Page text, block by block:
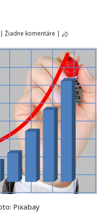
| Žiadne komentáre |
Pixabay